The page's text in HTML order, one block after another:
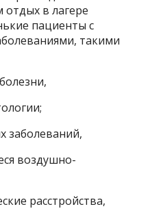
отдых в лагере
пациенты с
такими
заболеваний,
воздушно-
расстройства,